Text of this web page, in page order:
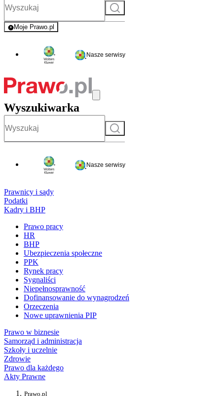
Szukaj
Moje Prawo.pl
- rejestracja i logowanie do serwisu
Nasze serwisy
Wyszukiwarka
Szukaj
Nasze serwisy
Prawnicy i sądy
Podatki
Kadry i BHP
Prawo pracy
HR
BHP
Ubezpieczenia społeczne
PPK
Rynek pracy
Sygnaliści
Niepełnosprawność
Dofinansowanie do wynagrodzeń
Orzeczenia
Nowe uprawnienia PIP
Prawo w biznesie
Samorząd i administracja
Szkoły i uczelnie
Zdrowie
Prawo dla każdego
Akty Prawne
Prawo.pl